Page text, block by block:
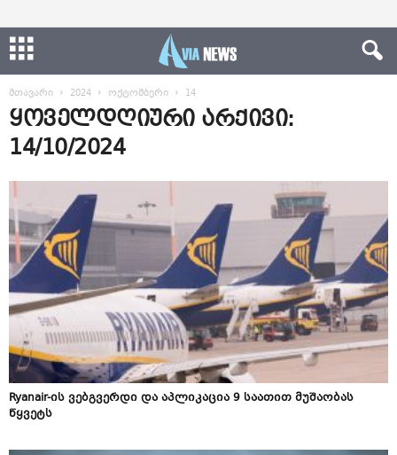
მთავარი 2024 ოქტომბერი 14
ყოველდღიური არქივი:
14/10/2024
Ryanair-ის ვებგვერდი და აპლიკაცია 9 საათით მუშაობას
წყვეტს